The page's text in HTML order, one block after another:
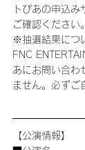
トぴあの申込み
ご確認ください。
※抽選結果につ
FNC
あにお問い合わ
ません。必ずご
【公演情報】